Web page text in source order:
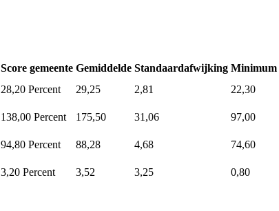
Score gemeente Gemiddelde Standaardafwijking Minimum
28,20 Percent 29,25 2,81 22,30
138,00 Percent 175,50 31,06 97,00
94,80 Percent 88,28 4,68 74,60
3,20 Percent 3,52 3,25 0,80